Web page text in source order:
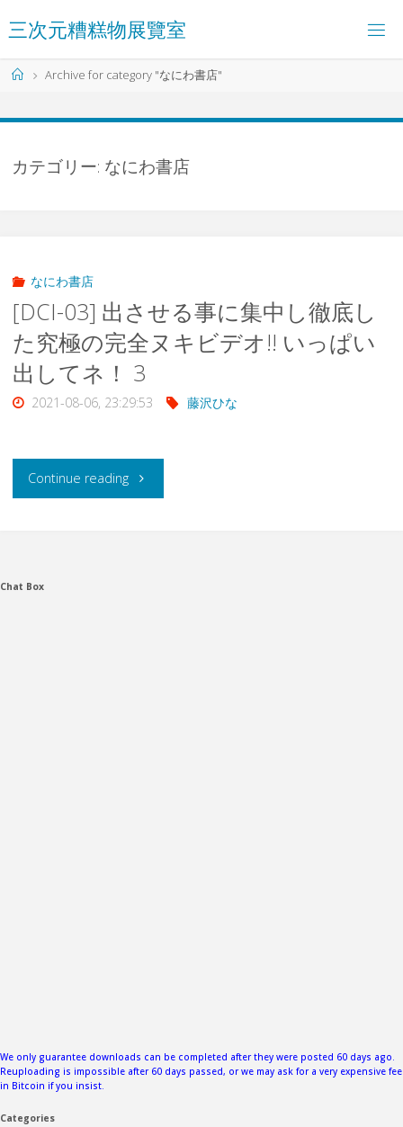
ン
テ
ン
ス
三次元糟糕物展覽室
ホ
Archive for category "なにわ書店"
カテゴリー: なにわ書店
なにわ書店
[DCI-03] 出させる事に集中し徹底し
た究極の完全ヌキビデオ!! いっぱい
出してネ！ 3
2021-08-06, 23:29:53 藤沢ひな
Continue reading"
た
Chat Box
We only guarantee downloads can be completed after they were posted 60 days ago.
Reuploading is impossible after 60 days passed, or we may ask for a very expensive fee
in Bitcoin if you insist.
Categories